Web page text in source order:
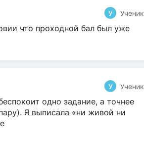
У Ученик
что проходной бал был уже
У Ученик
одно задание, а точнее
Я выписала «ни живой ни